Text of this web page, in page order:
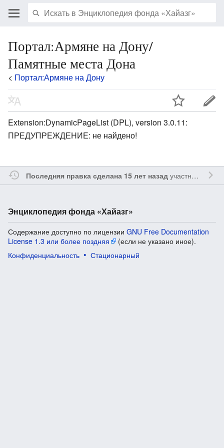
Портал:Армяне на Дону/
Памятные места Дона
< Портал:Армяне на Дону
Extension:DynamicPageList (DPL), version 3.0.11:
ПРЕДУПРЕЖДЕНИЕ: не найдено!
Последняя правка сделана 15 лет назадучастником
Энциклопедия фонда «Хайазг»
Содержание доступно по лицензии GNU Free Documentation
License 1.3 или более поздняя
(если не указано иное).
Конфиденциальность
Стационарный